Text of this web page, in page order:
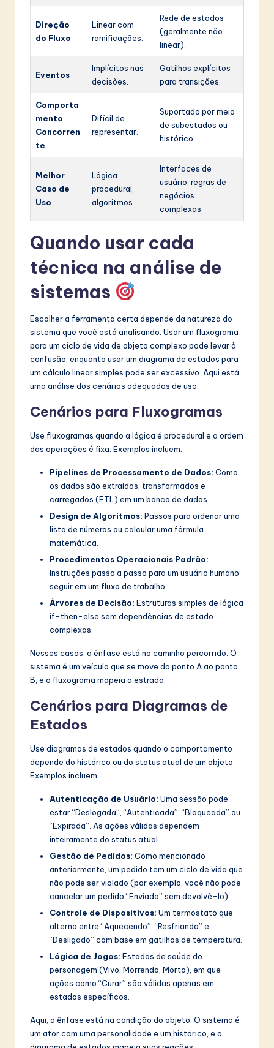
Direção
do Fluxo
Linear com
ramificações.
Rede de estados
(geralmente não
linear).
Eventos
Implícitos nas
decisões.
Gatilhos explícitos
para transições.
Comporta
mento
Concorren
te
Difícil de
representar.
Suportado por meio
de subestados ou
histórico.
Melhor
Caso de
Uso
Lógica
procedural,
algoritmos.
Interfaces de
usuário, regras de
negócios
complexas.
Quando usar cada
técnica na análise de
sistemas
Escolher a ferramenta certa depende da natureza do
sistema que você está analisando. Usar um fluxograma
para um ciclo de vida de objeto complexo pode levar à
confusão, enquanto usar um diagrama de estados para
um cálculo linear simples pode ser excessivo. Aqui está
uma análise dos cenários adequados de uso.
Cenários para Fluxogramas
Use fluxogramas quando a lógica é procedural e a ordem
das operações é fixa. Exemplos incluem:
Pipelines de Processamento de Dados: Como
os dados são extraídos, transformados e
carregados (ETL) em um banco de dados.
Design de Algoritmos: Passos para ordenar uma
lista de números ou calcular uma fórmula
matemática.
Procedimentos Operacionais Padrão:
Instruções passo a passo para um usuário humano
seguir em um fluxo de trabalho.
Árvores de Decisão: Estruturas simples de lógica
if-then-else sem dependências de estado
complexas.
Nesses casos, a ênfase está no caminho percorrido. O
sistema é um veículo que se move do ponto A ao ponto
B, e o fluxograma mapeia a estrada.
Cenários para Diagramas de
Estados
Use diagramas de estados quando o comportamento
depende do histórico ou do status atual de um objeto.
Exemplos incluem:
Autenticação de Usuário: Uma sessão pode
estar “Deslogada”, “Autenticada”, “Bloqueada” ou
“Expirada”. As ações válidas dependem
inteiramente do status atual.
Gestão de Pedidos: Como mencionado
anteriormente, um pedido tem um ciclo de vida que
não pode ser violado (por exemplo, você não pode
cancelar um pedido “Enviado” sem devolvê-lo).
Controle de Dispositivos: Um termostato que
alterna entre “Aquecendo”, “Resfriando” e
“Desligado” com base em gatilhos de temperatura.
Lógica de Jogos: Estados de saúde do
personagem (Vivo, Morrendo, Morto), em que
ações como “Curar” são válidas apenas em
estados específicos.
Aqui, a ênfase está na condição do objeto. O sistema é
um ator com uma personalidade e um histórico, e o